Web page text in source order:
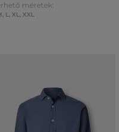
méretek:
, L, XL, XXL